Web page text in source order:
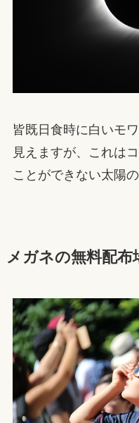
皆既日食時に白いモ
見えますが、これは
ことができない太陽
メガネの無料配布